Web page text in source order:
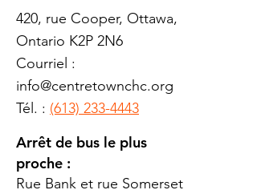
420, rue Cooper, Ottawa,
Ontario K2P 2N6
Courriel :
info@centretownchc.org
Tél. : (613) 233-4443
Arrêt de bus le plus
proche :
Rue Bank et rue Somerset